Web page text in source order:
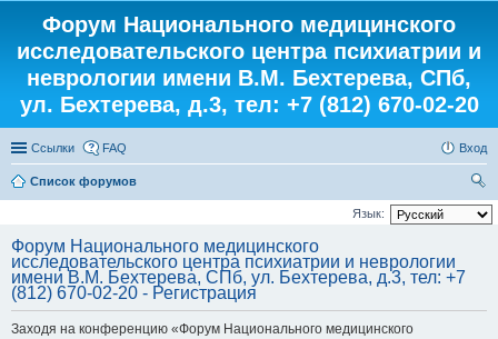
Форум Национального медицинского
исследовательского центра психиатрии и
неврологии имени В.М. Бехтерева, СПб,
ул. Бехтерева, д.3, тел: +7 (812) 670-02-20
Ссылки FAQ Вход
Список форумов
ои
Язык:
Форум Национального медицинского
исследовательского центра психиатрии и неврологии
имени В.М. Бехтерева, СПб, ул. Бехтерева, д.3, тел: +7
(812) 670-02-20 - Регистрация
Заходя на конференцию «Форум Национального медицинского